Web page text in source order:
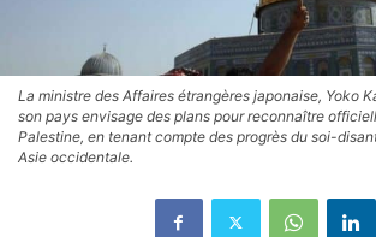
La ministre des Affaires étrangères japonaise, Yoko
son pays envisage des plans pour reconnaître
Palestine, en tenant compte des progrès du soi-
Asie occidentale.